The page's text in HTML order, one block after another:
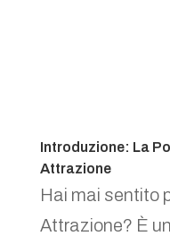
Introduzione: La
Attrazione
Hai mai sentito
Attrazione? È